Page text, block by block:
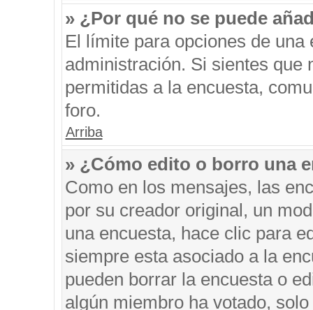
» ¿Por qué no se puede
El límite para opciones de una
administración. Si sientes que
permitidas a la encuesta,
foro.
Arriba
» ¿Cómo edito o borro una
Como en los mensajes, las
por su creador original, un
una encuesta, hace clic para
siempre esta asociado a la
pueden borrar la encuesta o
algún miembro ha votado,